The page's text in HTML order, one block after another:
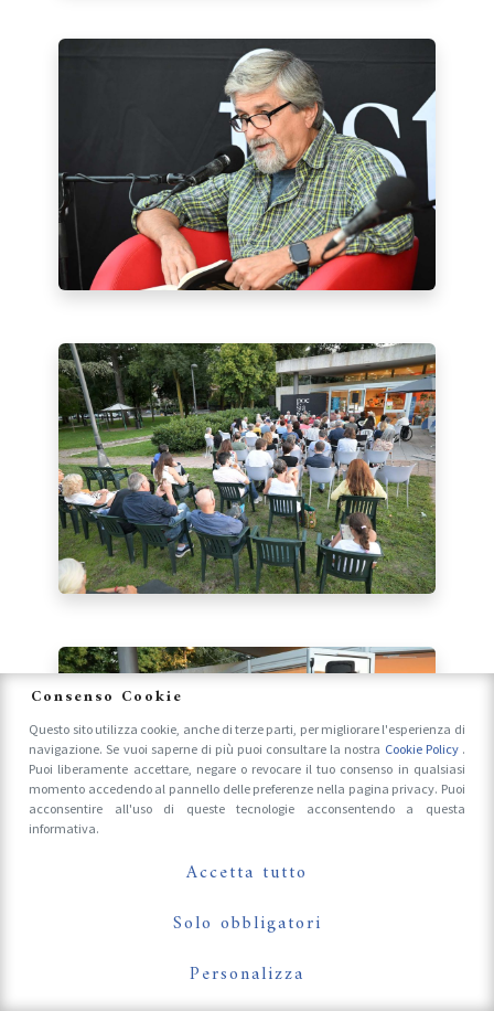
Consenso Cookie
Questo sito utilizza cookie, anche di terze parti, per migliorare l'esperienza di
navigazione. Se vuoi saperne di più puoi consultare la nostra Cookie Policy .
Puoi liberamente accettare, negare o revocare il tuo consenso in qualsiasi
momento accedendo al pannello delle preferenze nella pagina privacy. Puoi
acconsentire all'uso di queste tecnologie acconsentendo a questa
informativa.
Accetta tutto
Solo obbligatori
Personalizza